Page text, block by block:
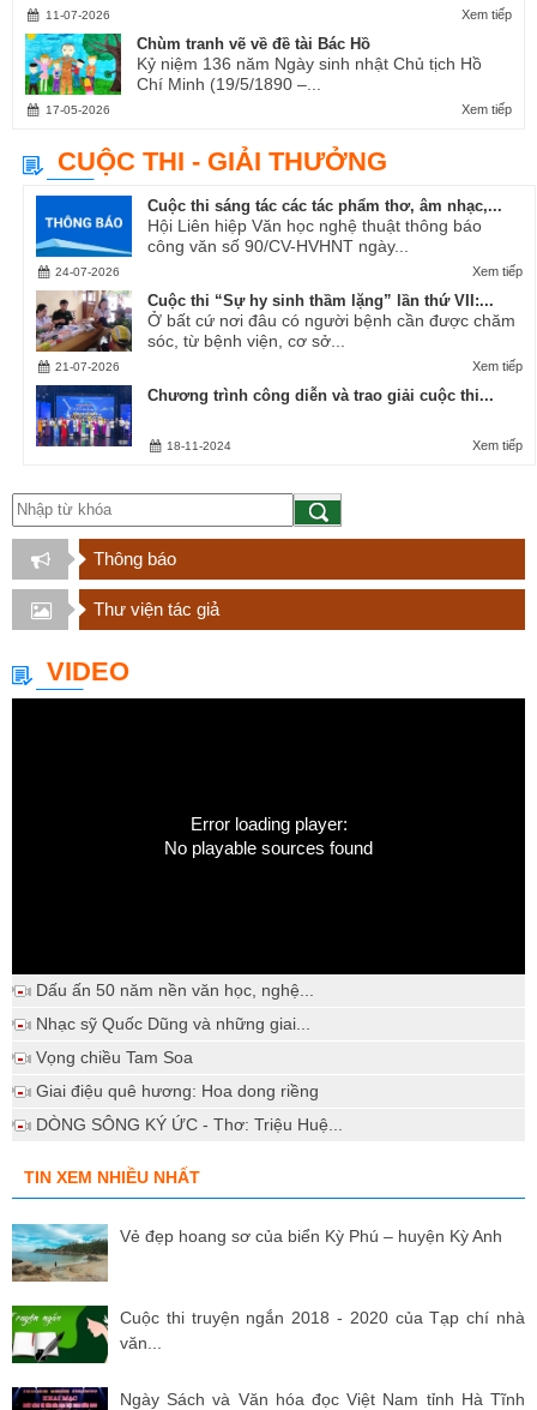
Xem tiếp
11-07-2026
Chùm tranh vẽ về đề tài Bác Hồ
Kỷ niệm 136 năm Ngày sinh nhật Chủ tịch Hồ
Chí Minh (19/5/1890 –...
Xem tiếp
17-05-2026
CUỘC THI - GIẢI THƯỞNG
Cuộc thi sáng tác các tác phẩm thơ, âm nhạc,...
Hội Liên hiệp Văn học nghệ thuật thông báo
công văn số 90/CV-HVHNT ngày...
Xem tiếp
24-07-2026
Cuộc thi “Sự hy sinh thầm lặng” lần thứ VII:...
Ở bất cứ nơi đâu có người bệnh cần được chăm
sóc, từ bệnh viện, cơ sở...
Xem tiếp
21-07-2026
Chương trình công diễn và trao giải cuộc thi...
Xem tiếp
18-11-2024
Thông báo
Thư viện tác giả
VIDEO
Error loading player:
No playable sources found
Dấu ấn 50 năm nền văn học, nghệ...
Nhạc sỹ Quốc Dũng và những giai...
Vọng chiều Tam Soa
Giai điệu quê hương: Hoa dong riềng
DÒNG SÔNG KÝ ỨC - Thơ: Triệu Huệ...
TIN XEM NHIỀU NHẤT
Vẻ đẹp hoang sơ của biển Kỳ Phú – huyện Kỳ Anh
Cuộc thi truyện ngắn 2018 - 2020 của Tạp chí nhà
văn...
Ngày Sách và Văn hóa đọc Việt Nam tỉnh Hà Tĩnh